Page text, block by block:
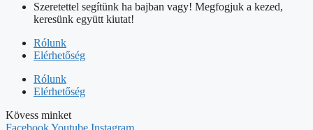
Szeretettel segítünk ha bajban vagy! Megfogjuk a kezed,
keresünk együtt kiutat!
Rólunk
Elérhetőség
Rólunk
Elérhetőség
Kövess minket
FacebookYoutube Instagram